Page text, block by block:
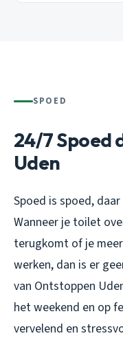
SPOED
24/7 Spoed
Uden
Spoed is spoed,
Wanneer je toilet
terugkomt of je
werken, dan is er
van Ontstoppen
het weekend en op
vervelend en